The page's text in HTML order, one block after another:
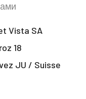
Vista SA
18
JU / Suisse